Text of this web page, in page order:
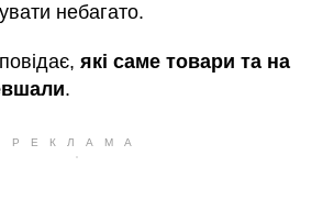
небагато.
які саме товари та на
.